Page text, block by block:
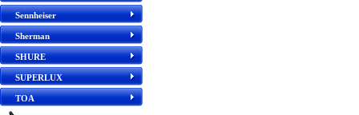
Sennheiser
Sherman
SHURE
SUPERLUX
TOA